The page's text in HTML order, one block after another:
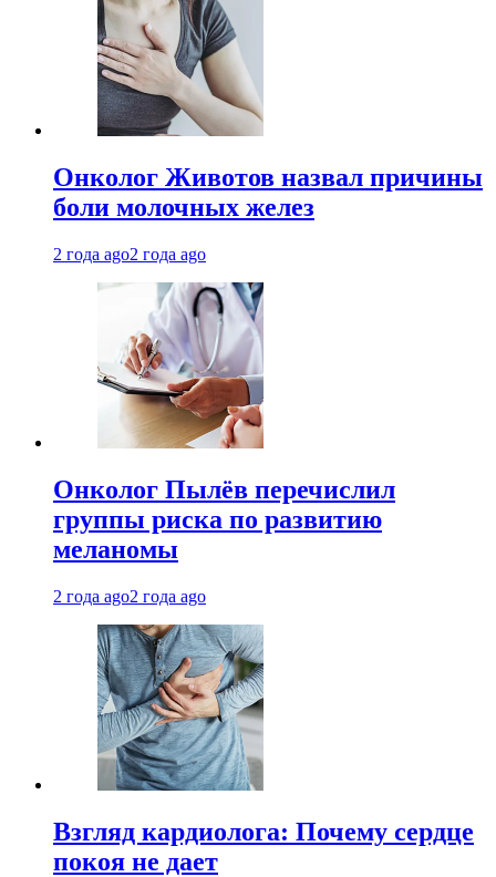
Онколог Животов назвал причины
боли молочных желез
2 года ago2 года ago
Онколог Пылёв перечислил
группы риска по развитию
меланомы
2 года ago2 года ago
Взгляд кардиолога: Почему сердце
покоя не дает